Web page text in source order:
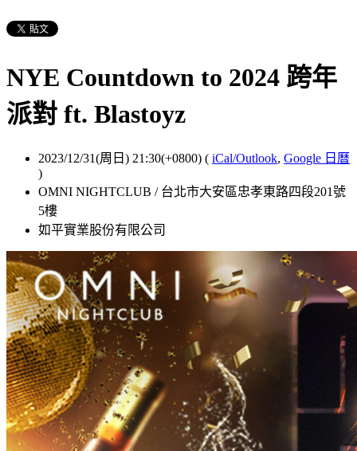
NYE Countdown to 2024 跨年
派對 ft. Blastoyz
2023/12/31(周日) 21:30(+0800) ( iCal/Outlook, Google 日曆
)
OMNI NIGHTCLUB / 台北市大安區忠孝東路四段201號
5樓
如平實業股份有限公司